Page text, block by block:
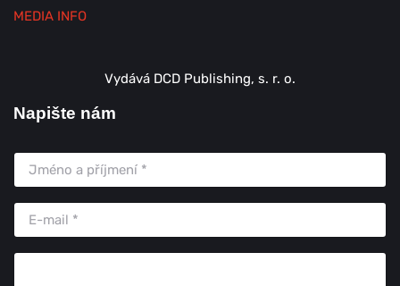
MEDIA INFO
Vydává DCD Publishing, s. r. o.
Napište nám